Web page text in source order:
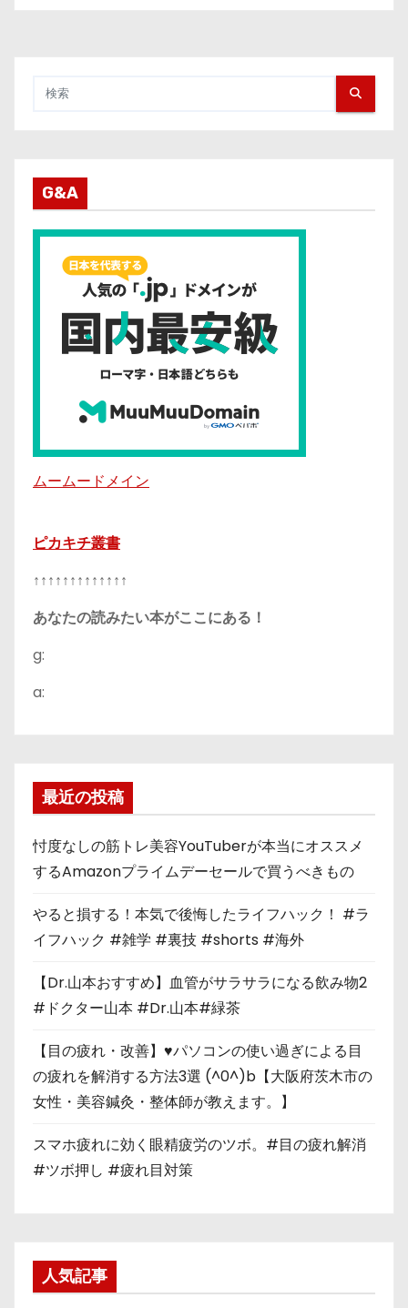
G&A
ムームードメイン
ピカキチ叢書
↑↑↑↑↑↑↑↑↑↑↑↑↑
あなたの読みたい本がここにある！
g:
a:
最近の投稿
忖度なしの筋トレ美容YouTuberが本当にオススメ
するAmazonプライムデーセールで買うべきもの
やると損する！本気で後悔したライフハック！ #ラ
イフハック #雑学 #裏技 #shorts #海外
【Dr.山本おすすめ】血管がサラサラになる飲み物2
#ドクター山本 #Dr.山本#緑茶
【目の疲れ・改善】♥パソコンの使い過ぎによる目
の疲れを解消する方法3選 (^0^)b【大阪府茨木市の
女性・美容鍼灸・整体師が教えます。】
スマホ疲れに効く眼精疲労のツボ。#目の疲れ解消
#ツボ押し #疲れ目対策
人気記事